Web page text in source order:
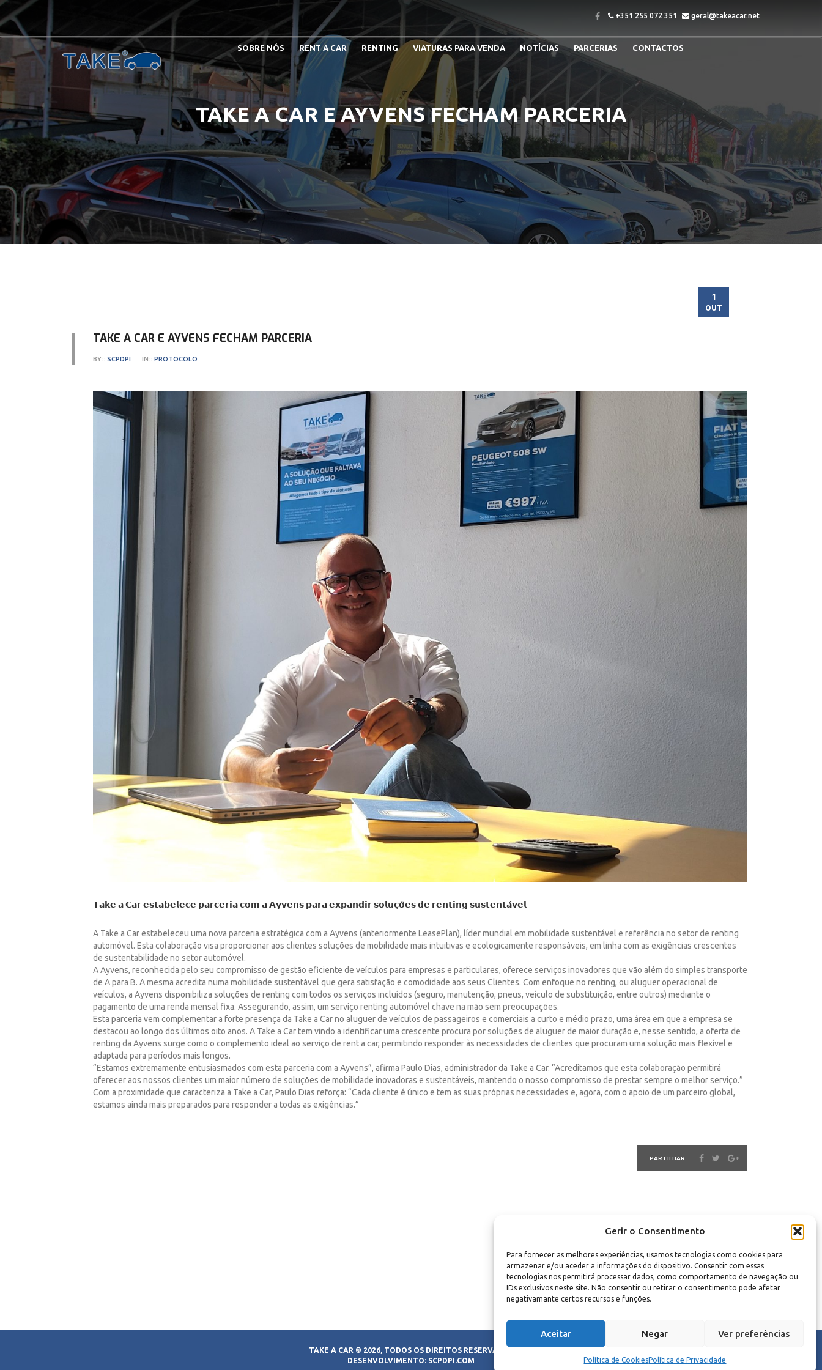
Gerir o Consentimento
Para fornecer as melhores experiências, usamos tecnologias como cookies para
armazenar e/ou aceder a informações do dispositivo. Consentir com essas
tecnologias nos permitirá processar dados, como comportamento de navegação ou
IDs exclusivos neste site. Não consentir ou retirar o consentimento pode afetar
negativamante certos recursos e funções.
Aceitar Negar Ver preferências
Política de CookiesPolítica de Privacidade
+351 255 072 351 geral@takeacar.net
SOBRE NÓS RENT A CAR RENTING VIATURAS PARA VENDA NOTÍCIAS PARCERIAS CONTACTOS
TAKE A CAR E AYVENS FECHAM PARCERIA
TAKE A CAR E AYVENS FECHAM PARCERIA
BY:: SCPDPI IN:: PROTOCOLO
1
OUT
𝗧𝗮𝗸𝗲 𝗮 𝗖𝗮𝗿 𝗲𝘀𝘁𝗮𝗯𝗲𝗹𝗲𝗰𝗲 𝗽𝗮𝗿𝗰𝗲𝗿𝗶𝗮 𝗰𝗼𝗺 𝗮 𝗔𝘆𝘃𝗲𝗻𝘀 𝗽𝗮𝗿𝗮 𝗲𝘅𝗽𝗮𝗻𝗱𝗶𝗿 𝘀𝗼𝗹𝘂𝗰̧𝗼̃𝗲𝘀 𝗱𝗲 𝗿𝗲𝗻𝘁𝗶𝗻𝗴 𝘀𝘂𝘀𝘁𝗲𝗻𝘁𝗮́𝘃𝗲𝗹
A Take a Car estabeleceu uma nova parceria estratégica com a Ayvens (anteriormente LeasePlan), líder mundial em mobilidade sustentável e referência no setor de renting
automóvel. Esta colaboração visa proporcionar aos clientes soluções de mobilidade mais intuitivas e ecologicamente responsáveis, em linha com as exigências crescentes
de sustentabilidade no setor automóvel.
A Ayvens, reconhecida pelo seu compromisso de gestão eficiente de veículos para empresas e particulares, oferece serviços inovadores que vão além do simples transporte
de A para B. A mesma acredita numa mobilidade sustentável que gera satisfação e comodidade aos seus Clientes. Com enfoque no renting, ou aluguer operacional de
veículos, a Ayvens disponibiliza soluções de renting com todos os serviços incluídos (seguro, manutenção, pneus, veículo de substituição, entre outros) mediante o
pagamento de uma renda mensal fixa. Assegurando, assim, um serviço renting automóvel chave na mão sem preocupações.
Esta parceria vem complementar a forte presença da Take a Car no aluguer de veículos de passageiros e comerciais a curto e médio prazo, uma área em que a empresa se
destacou ao longo dos últimos oito anos. A Take a Car tem vindo a identificar uma crescente procura por soluções de aluguer de maior duração e, nesse sentido, a oferta de
renting da Ayvens surge como o complemento ideal ao serviço de rent a car, permitindo responder às necessidades de clientes que procuram uma solução mais flexível e
adaptada para períodos mais longos.
“Estamos extremamente entusiasmados com esta parceria com a Ayvens”, afirma Paulo Dias, administrador da Take a Car. “Acreditamos que esta colaboração permitirá
oferecer aos nossos clientes um maior número de soluções de mobilidade inovadoras e sustentáveis, mantendo o nosso compromisso de prestar sempre o melhor serviço.”
Com a proximidade que caracteriza a Take a Car, Paulo Dias reforça: “Cada cliente é único e tem as suas próprias necessidades e, agora, com o apoio de um parceiro global,
estamos ainda mais preparados para responder a todas as exigências.”
PARTILHAR
TAKE A CAR © 2026, TODOS OS DIREITOS RESERVADOS
DESENVOLVIMENTO: SCPDPI.COM